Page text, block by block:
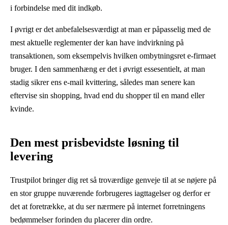
i forbindelse med dit indkøb.
I øvrigt er det anbefalelsesværdigt at man er påpasselig med de
mest aktuelle reglementer der kan have indvirkning på
transaktionen, som eksempelvis hvilken ombytningsret e-firmaet
bruger. I den sammenhæng er det i øvrigt essesentielt, at man
stadig sikrer ens e-mail kvittering, således man senere kan
eftervise sin shopping, hvad end du shopper til en mand eller
kvinde.
Den mest prisbevidste løsning til
levering
Trustpilot bringer dig ret så troværdige genveje til at se nøjere på
en stor gruppe nuværende forbrugeres iagttagelser og derfor er
det at foretrække, at du ser nærmere på internet forretningens
bedømmelser forinden du placerer din ordre.